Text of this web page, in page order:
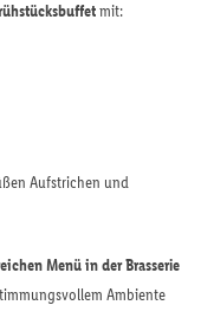
mit:
Aufstrichen und
Menü in der Brasserie
Ambiente